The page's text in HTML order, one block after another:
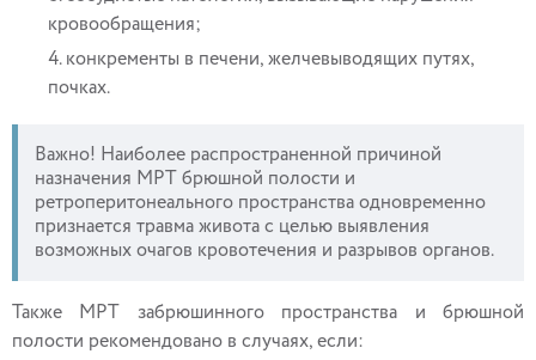
кровообращения;
конкременты в печени, желчевыводящих путях,
почках.
Важно! Наиболее распространенной причиной
назначения МРТ брюшной полости и
ретроперитонеального пространства одновременно
признается травма живота с целью выявления
возможных очагов кровотечения и разрывов органов.
Также МРТ забрюшинного пространства и брюшной
полости рекомендовано в случаях, если: